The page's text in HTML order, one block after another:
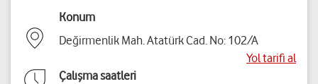
Konum
Değirmenlik Mah. Atatürk Cad. No: 102/A
Yol tarifi al
Çalışma saatleri